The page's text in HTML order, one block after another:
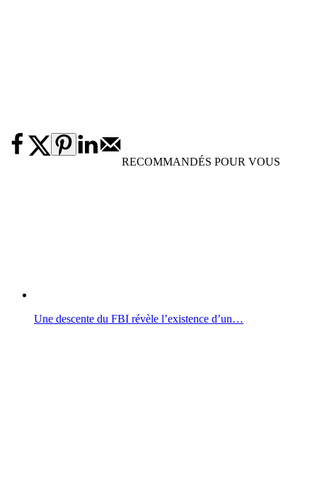
RECOMMANDÉS POUR VOUS
Une descente du FBI révèle l’existence d’un…